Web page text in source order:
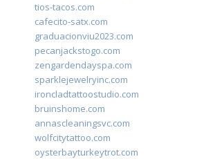
tios-tacos.com
cafecito-satx.com
graduacionviu2023.com
pecanjackstogo.com
zengardendayspa.com
sparklejewelryinc.com
ironcladtattoostudio.com
bruinshome.com
annascleaningsvc.com
wolfcitytattoo.com
oysterbayturkeytrot.com